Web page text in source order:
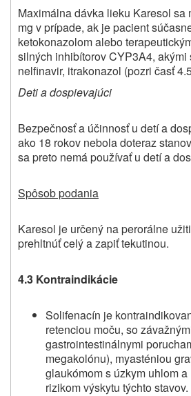
Maximálna dávka lieku Karesol sa
mg v prípade, ak je pacient
ketokonazolom alebo
silných inhibítorov CYP3A4, akými
nelfinavir, itrakonazol (pozri časť
Deti a dospievajúci
Bezpečnosť a účinnosť u detí a
ako 18 rokov nebola doteraz
sa preto nemá používať u detí a
Spôsob podania
Karesol je určený na perorálne
prehltnúť celý a zapiť tekutinou.
4.3 Kontraindikácie
Solifenacín je
retenciou moču, so
gastrointestinálnymi
megakolónu), myasténiou
glaukómom s úzkym uhlom
rizikom výskytu týchto stavov.